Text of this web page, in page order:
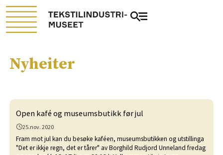
Nyheiter
Open kafé og museumsbutikk før jul
25.nov. 2020
Fram mot jul kan du besøke kaféen, museumsbutikken og utstillinga
"Det er ikkje regn, det er tårer" av Borghild Rudjord Unneland fredag